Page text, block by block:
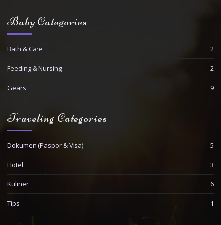
Baby Categories
Bath & Care 2
Feeding & Nursing 2
Gears 9
Traveling Categories
Dokumen (Paspor & Visa) 5
Hotel 3
Kuliner 6
Tips 1